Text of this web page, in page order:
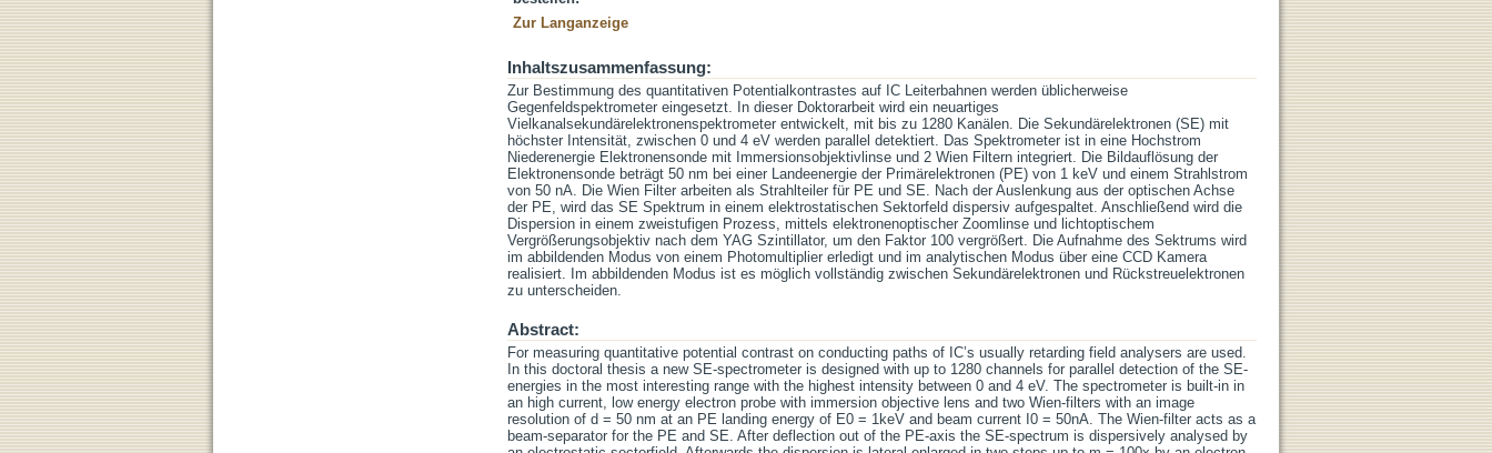
Zur Langanzeige
Inhaltszusammenfassung:
Zur Bestimmung des quantitativen Potentialkontrastes auf IC Leiterbahnen werden üblicherweise
Gegenfeldspektrometer eingesetzt. In dieser Doktorarbeit wird ein neuartiges
Vielkanalsekundärelektronenspektrometer entwickelt, mit bis zu 1280 Kanälen. Die Sekundärelektronen (SE) mit
höchster Intensität, zwischen 0 und 4 eV werden parallel detektiert. Das Spektrometer ist in eine Hochstrom
Niederenergie Elektronensonde mit Immersionsobjektivlinse und 2 Wien Filtern integriert. Die Bildauflösung der
Elektronensonde beträgt 50 nm bei einer Landeenergie der Primärelektronen (PE) von 1 keV und einem Strahlstrom
von 50 nA. Die Wien Filter arbeiten als Strahlteiler für PE und SE. Nach der Auslenkung aus der optischen Achse
der PE, wird das SE Spektrum in einem elektrostatischen Sektorfeld dispersiv aufgespaltet. Anschließend wird die
Dispersion in einem zweistufigen Prozess, mittels elektronenoptischer Zoomlinse und lichtoptischem
Vergrößerungsobjektiv nach dem YAG Szintillator, um den Faktor 100 vergrößert. Die Aufnahme des Sektrums wird
im abbildenden Modus von einem Photomultiplier erledigt und im analytischen Modus über eine CCD Kamera
realisiert. Im abbildenden Modus ist es möglich vollständig zwischen Sekundärelektronen und Rückstreuelektronen
zu unterscheiden.
Abstract:
For measuring quantitative potential contrast on conducting paths of IC’s usually retarding field analysers are used.
In this doctoral thesis a new SE-spectrometer is designed with up to 1280 channels for parallel detection of the SE-
energies in the most interesting range with the highest intensity between 0 and 4 eV. The spectrometer is built-in in
an high current, low energy electron probe with immersion objective lens and two Wien-filters with an image
resolution of d = 50 nm at an PE landing energy of E0 = 1keV and beam current I0 = 50nA. The Wien-filter acts as a
beam-separator for the PE and SE. After deflection out of the PE-axis the SE-spectrum is dispersively analysed by